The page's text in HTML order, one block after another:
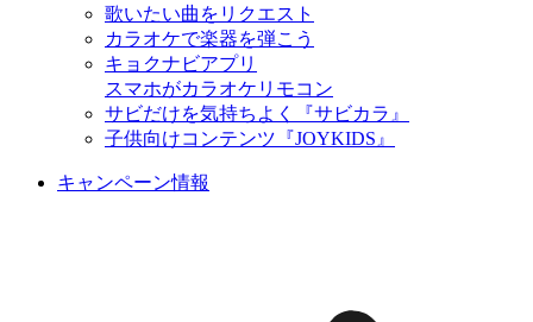
歌いたい曲をリクエスト
カラオケで楽器を弾こう
キョクナビアプリ
スマホがカラオケリモコン
サビだけを気持ちよく『サビカラ』
子供向けコンテンツ『JOYKIDS』
キャンペーン情報